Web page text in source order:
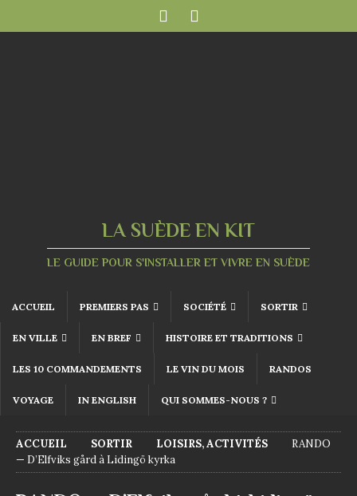
LA SUÈDE EN KIT
LE GUIDE POUR S'INSTALLER ET VIVRE EN SUÈDE
ACCUEIL PREMIERS PAS SOCIÉTÉ SORTIR
EN VILLE EN BREF HISTOIRE ET TRADITIONS
LES 10 COMMANDEMENTS LE VIN DU MOIS RANDOS
VOYAGE IN ENGLISH QUI SOMMES-NOUS ?
ACCUEIL SORTIR LOISIRS, ACTIVITÉS
RANDO
— D’Elfviks gård à Lidingö kyrka